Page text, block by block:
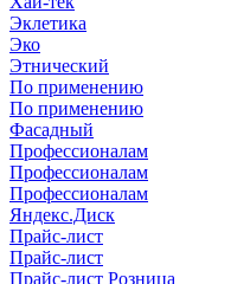
Эклетика
Эко
Этнический
По применению
По применению
Фасадный
Профессионалам
Профессионалам
Профессионалам
Яндекс.Диск
Прайс-лист
Прайс-лист
Прайс-лист Розница